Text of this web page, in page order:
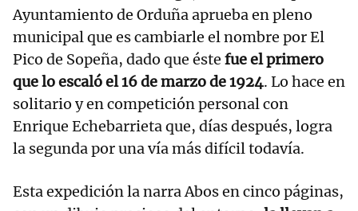
Ayuntamiento de Orduña aprueba en pleno
municipal que es cambiarle el nombre por El
Pico de Sopeña, dado que éste fue el primero
que lo escaló el 16 de marzo de 1924. Lo hace en
solitario y en competición personal con
Enrique Echebarrieta que, días después, logra
la segunda por una vía más difícil todavía.
Esta expedición la narra Abos en cinco páginas,